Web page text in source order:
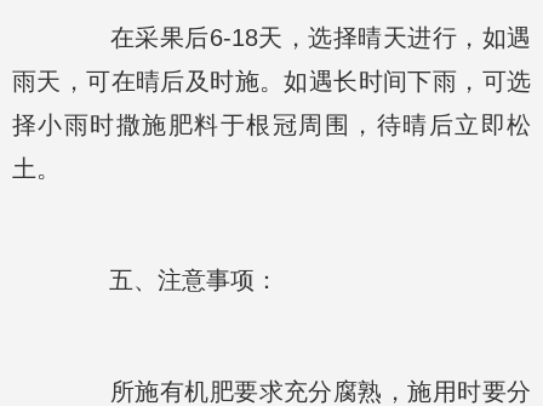
在采果后6-18天，选择晴天进行，如遇
雨天，可在晴后及时施。如遇长时间下雨，可选
择小雨时撒施肥料于根冠周围，待晴后立即松
土。
五、注意事项：
所施有机肥要求充分腐熟，施用时要分